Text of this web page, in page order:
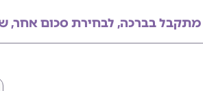
מתקבל בברכה, לבחירת סכום